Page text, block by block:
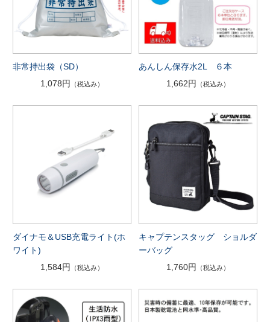
非常持出袋（SD）
1,078円
（税込み）
あんしん保存水2L ６本
1,662円
（税込み）
ダイナモ＆USB充電ライト(ホ
ワイト)
1,584円
（税込み）
キャプテンスタッグ ショルダ
ーバッグ
1,760円
（税込み）